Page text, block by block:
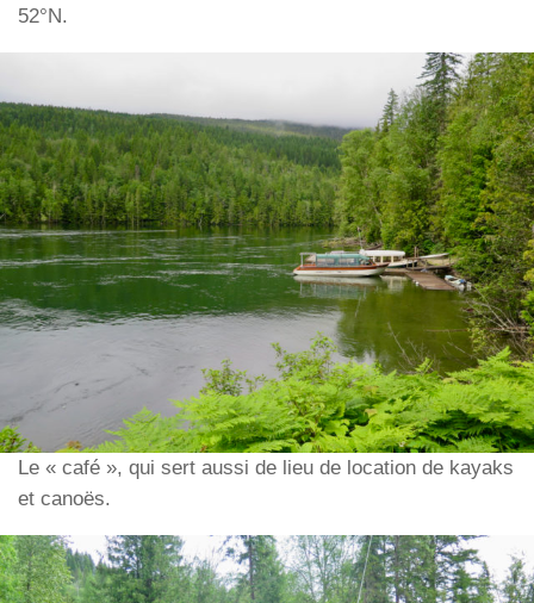
52°N.
Le « café », qui sert aussi de lieu de location de kayaks
et canoës.